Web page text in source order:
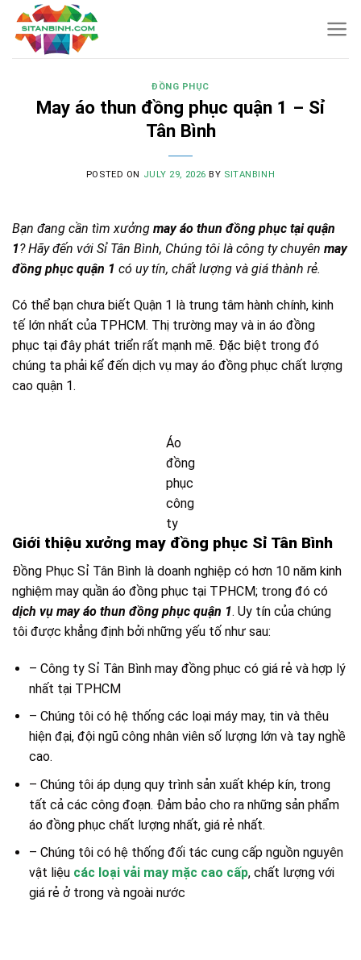
Skip
content
ĐỒNG PHỤC
May áo thun đồng phục quận 1 – Sỉ
Tân Bình
POSTED ON JULY 29, 2026 BY SITANBINH
Bạn đang cần tìm xưởng may áo thun đồng phục tại quận
1? Hãy đến với Sỉ Tân Bình, Chúng tôi là công ty chuyên may
đồng phục quận 1 có uy tín, chất lượng và giá thành rẻ.
Có thể bạn chưa biết Quận 1 là trung tâm hành chính, kinh
tế lớn nhất của TPHCM. Thị trường may và in áo đồng
phục tại đây phát triển rất mạnh mẽ. Đặc biệt trong đó
chúng ta phải kể đến dịch vụ may áo đồng phục chất lượng
cao quận 1.
Áo
đồng
phục
công
ty
Giới thiệu xưởng may đồng phục Sỉ Tân Bình
Đồng Phục Sỉ Tân Bình là doanh nghiệp có hơn 10 năm kinh
nghiệm may quần áo đồng phục tại TPHCM; trong đó có
dịch vụ may áo thun đồng phục quận 1. Uy tín của chúng
tôi được khẳng định bởi những yếu tố như sau:
– Công ty Sỉ Tân Bình may đồng phục có giá rẻ và hợp lý
nhất tại TPHCM
– Chúng tôi có hệ thống các loại máy may, tin và thêu
hiện đại, đội ngũ công nhân viên số lượng lớn và tay nghề
cao.
– Chúng tôi áp dụng quy trình sản xuất khép kín, trong
tất cả các công đoạn. Đảm bảo cho ra những sản phẩm
áo đồng phục chất lượng nhất, giá rẻ nhất.
– Chúng tôi có hệ thống đối tác cung cấp nguồn nguyên
vật liệu các loại vải may mặc cao cấp, chất lượng với
giá rẻ ở trong và ngoài nước